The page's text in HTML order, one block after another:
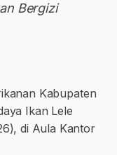
Bergizi
Kabupaten
Ikan Lele
di Aula Kantor